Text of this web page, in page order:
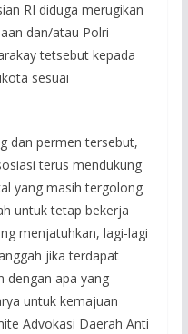
RI diduga merugikan
dan/atau Polri
tetsebut kepada
sesuai
dan permen tersebut,
terus mendukung
yang masih tergolong
untuk tetap bekerja
menjatuhkan, lagi-lagi
jika terdapat
dengan apa yang
untuk kemajuan
Advokasi Daerah Anti